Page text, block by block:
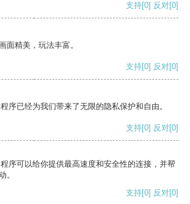
支持[0] 反对[0]
面精美，玩法丰富。
支持[0] 反对[0]
序已经为我们带来了无限的隐私保护和自由。
支持[0] 反对[0]
序可以给你提供最高速度和安全性的连接，并帮
。
支持[0] 反对[0]